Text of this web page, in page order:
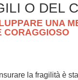
O DEL
UNA
CORAGGIOSO
la fragilità è